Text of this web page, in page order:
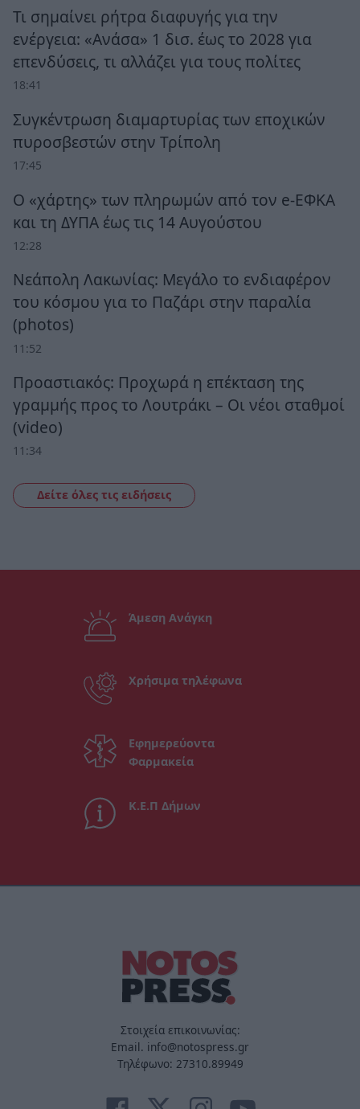
Τι σημαίνει ρήτρα διαφυγής για την
ενέργεια: «Ανάσα» 1 δισ. έως το 2028 για
επενδύσεις, τι αλλάζει για τους πολίτες
18:41
Συγκέντρωση διαμαρτυρίας των εποχικών
πυροσβεστών στην Τρίπολη
17:45
Ο «χάρτης» των πληρωμών από τον e-ΕΦΚΑ
και τη ΔΥΠΑ έως τις 14 Αυγούστου
12:28
Νεάπολη Λακωνίας: Μεγάλο το ενδιαφέρον
του κόσμου για το Παζάρι στην παραλία
(photos)
11:52
Προαστιακός: Προχωρά η επέκταση της
γραμμής προς το Λουτράκι – Οι νέοι σταθμοί
(video)
11:34
Δείτε όλες τις ειδήσεις
Άμεση Ανάγκη
Χρήσιμα τηλέφωνα
Εφημερεύοντα
Φαρμακεία
Κ.Ε.Π Δήμων
Στοιχεία επικοινωνίας:
Email. info@notospress.gr
Τηλέφωνο: 27310.89949